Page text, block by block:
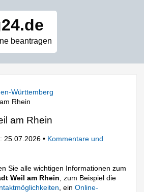
beantragen
Württemberg
Rhein
am Rhein
25.07.2026 • Kommentare und
Sie alle wichtigen Informationen zum
Weil am Rhein , zum Beispiel die
, einOnline-